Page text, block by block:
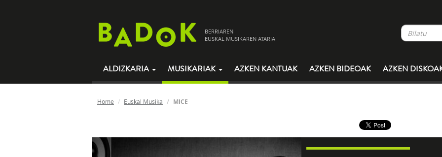
BERRIAREN
EUSKAL MUSIKAREN ATARIA
ALDIZKARIA MUSIKARIAK AZKEN KANTUAK AZKEN BIDEOAK AZKEN
Home Euskal Musika MICE